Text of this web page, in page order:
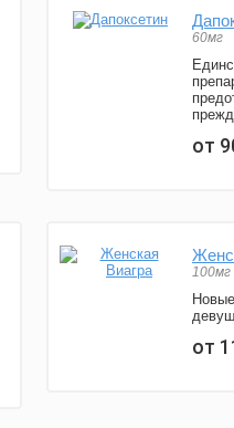
60мг
от
100мг
от